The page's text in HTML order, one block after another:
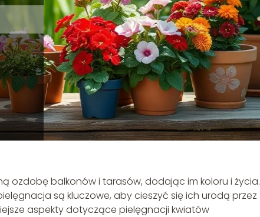
ozdobę balkonów i tarasów, dodając im koloru i życia.
są kluczowe, aby cieszyć się ich urodą przez
aspekty dotyczące pielęgnacji kwiatów